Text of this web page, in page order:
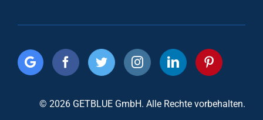
© 2026 GETBLUE GmbH. Alle Rechte vorbehalten.